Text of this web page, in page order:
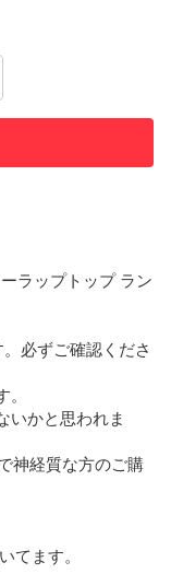
ラップトップ ラン
必ずご確認くださ
いかと思われま
神経質な方のご購
てます。